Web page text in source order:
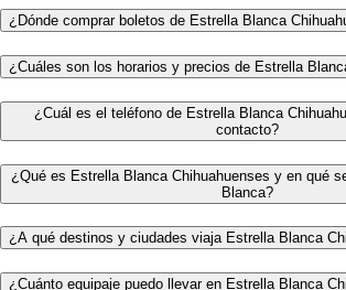
¿Dónde comprar boletos de Estrella Blanca
¿Cuáles son los horarios y precios de Estrella
¿Cuál es el teléfono de Estrella Blanca
contacto?
¿Qué es Estrella Blanca Chihuahuenses y en qué
Blanca?
¿A qué destinos y ciudades viaja Estrella Blanca
¿Cuánto equipaje puedo llevar en Estrella Blanca